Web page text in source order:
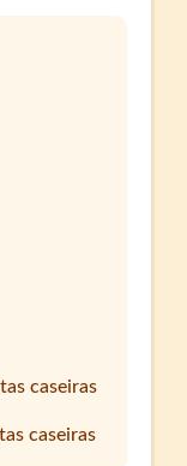
caseiras
caseiras